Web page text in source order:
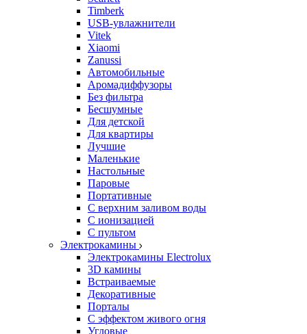
Timberk
USB-увлажнители
Vitek
Xiaomi
Zanussi
Автомобильные
Аромадиффузоры
Без фильтра
Бесшумные
Для детской
Для квартиры
Лучшие
Маленькие
Настольные
Паровые
Портативные
С верхним заливом воды
С ионизацией
С пультом
Электрокамины
Электрокамины Electrolux
3D камины
Встраиваемые
Декоративные
Порталы
С эффектом живого огня
Угловые